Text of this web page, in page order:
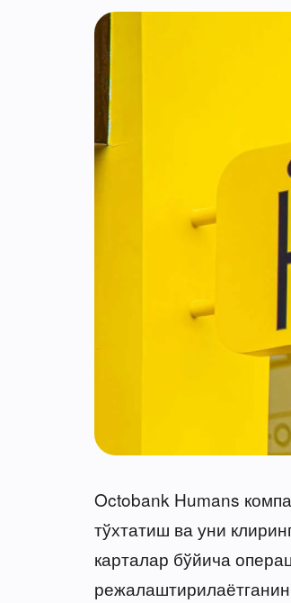
Octobank Humans
тўхтатиш ва уни
карталар бўйича